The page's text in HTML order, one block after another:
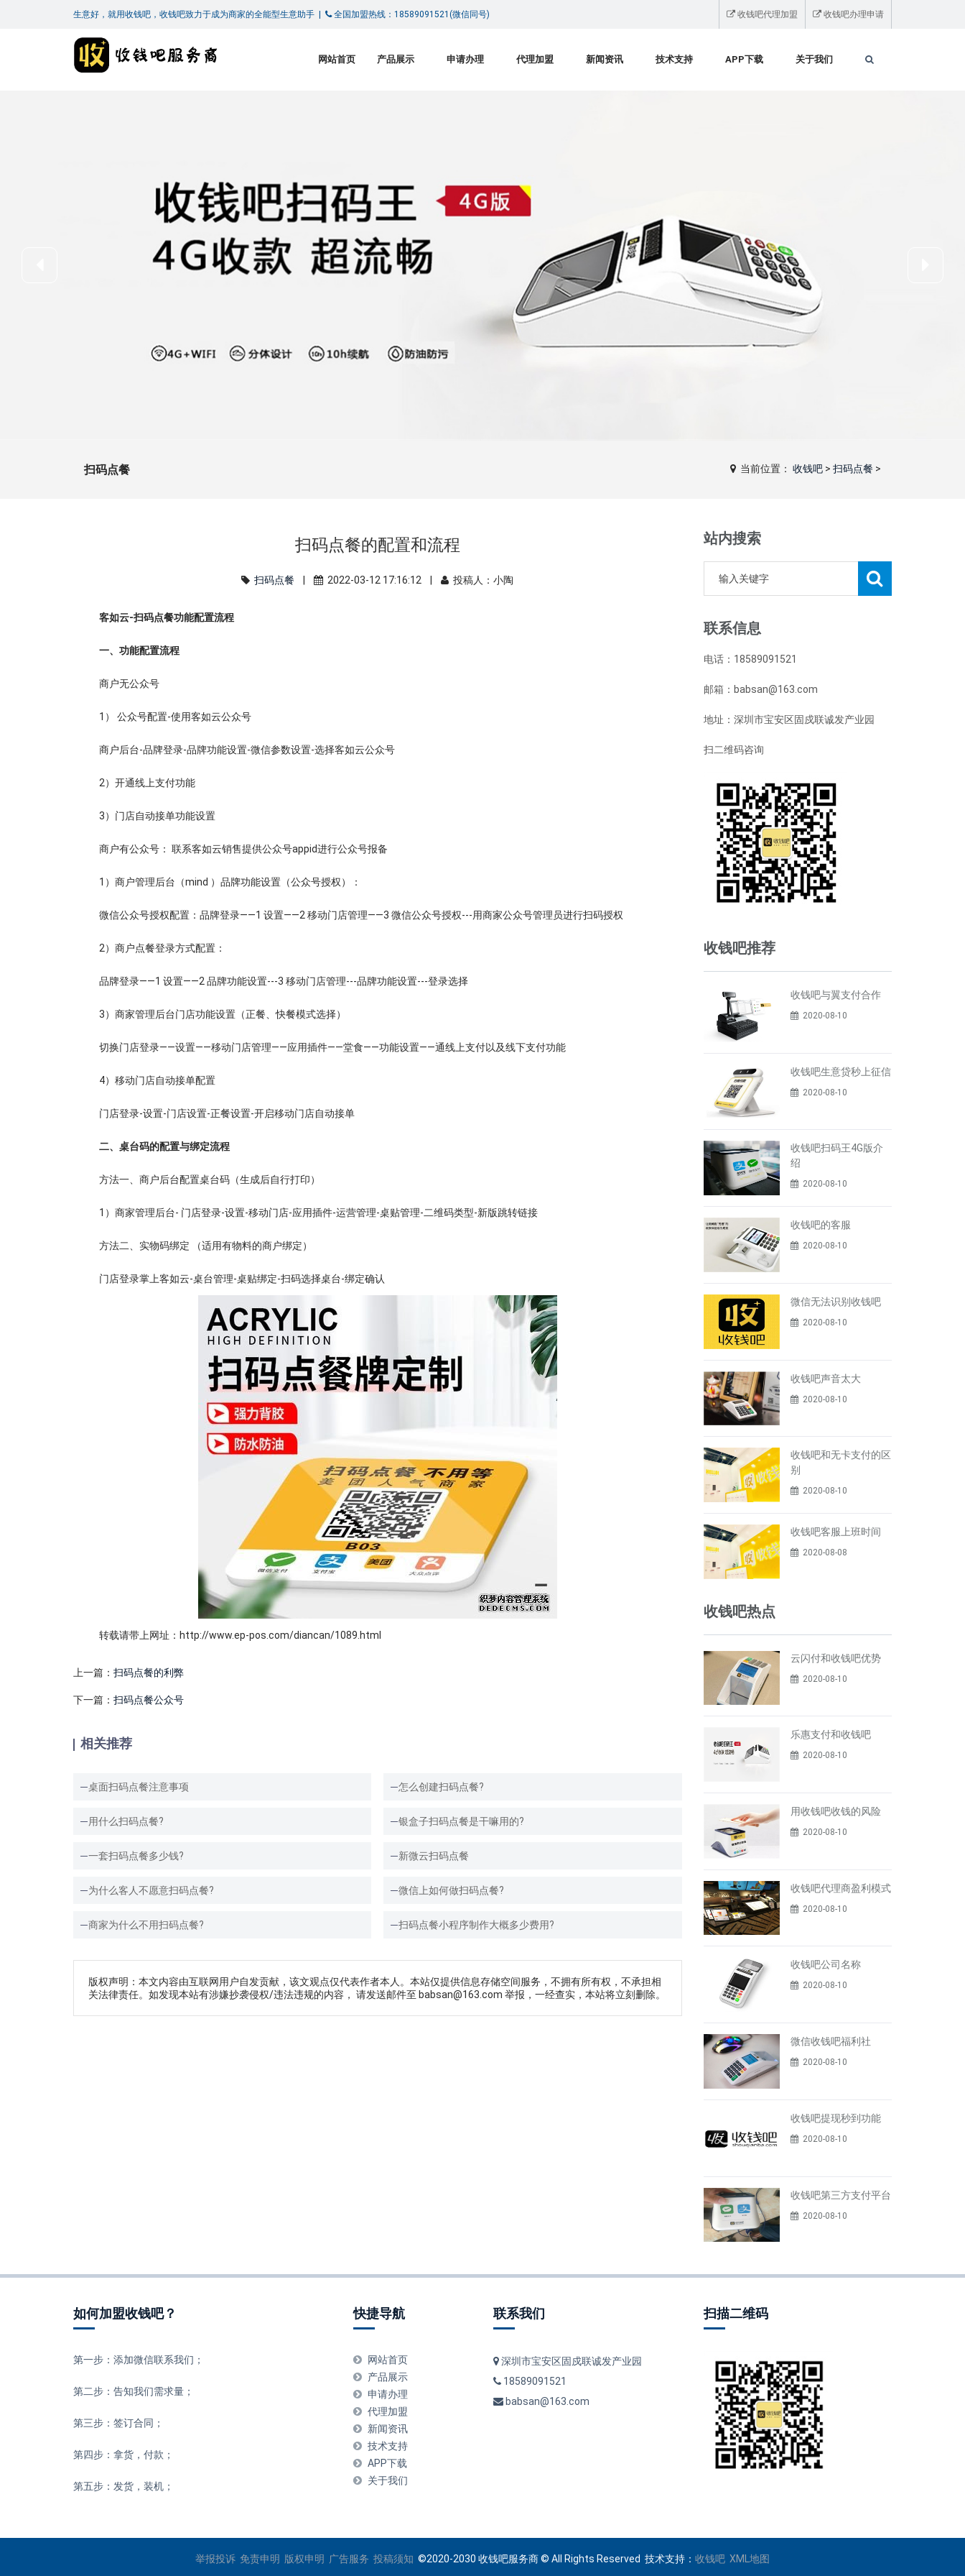
收钱吧代理加盟 收钱吧办理申请
生意好，就用收钱吧，收钱吧致力于成为商家的全能型生意助手 | 全国加盟热线：18589091521(微信同号)
网站首页 产品展示 申请办理 代理加盟 新闻资讯 技术支持 APP下载 关于我们
扫码点餐 当前位置： 收钱吧 > 扫码点餐 >
扫码点餐的配置和流程
扫码点餐 | 2022-03-12 17:16:12 | 投稿人：小陶
客如云-扫码点餐功能配置流程
一、功能配置流程
商户无公众号
1） 公众号配置-使用客如云公众号
商户后台-品牌登录-品牌功能设置-微信参数设置-选择客如云公众号
2）开通线上支付功能
3）门店自动接单功能设置
商户有公众号： 联系客如云销售提供公众号appid进行公众号报备
1）商户管理后台（mind ）品牌功能设置（公众号授权）：
微信公众号授权配置：品牌登录——1 设置——2 移动门店管理——3 微信公众号授权---用商家公众号管理员进行扫码授权
2）商户点餐登录方式配置：
品牌登录——1 设置——2 品牌功能设置---3 移动门店管理---品牌功能设置---登录选择
3）商家管理后台门店功能设置（正餐、快餐模式选择）
切换门店登录——设置——移动门店管理——应用插件——堂食——功能设置——通线上支付以及线下支付功能
4）移动门店自动接单配置
门店登录-设置-门店设置-正餐设置-开启移动门店自动接单
二、桌台码的配置与绑定流程
方法一、商户后台配置桌台码（生成后自行打印）
1）商家管理后台- 门店登录-设置-移动门店-应用插件-运营管理-桌贴管理-二维码类型-新版跳转链接
方法二、实物码绑定 （适用有物料的商户绑定）
门店登录掌上客如云-桌台管理-桌贴绑定-扫码选择桌台-绑定确认
转载请带上网址：http://www.ep-pos.com/diancan/1089.html
上一篇： 扫码点餐的利弊
下一篇： 扫码点餐公众号
相关推荐
桌面扫码点餐注意事项 怎么创建扫码点餐?
用什么扫码点餐? 银盒子扫码点餐是干嘛用的?
一套扫码点餐多少钱? 新微云扫码点餐
为什么客人不愿意扫码点餐? 微信上如何做扫码点餐?
商家为什么不用扫码点餐? 扫码点餐小程序制作大概多少费用?
版权声明：本文内容由互联网用户自发贡献，该文观点仅代表作者本人。本站仅提供信息存储空间服务，不拥有所有权，不承担相
关法律责任。如发现本站有涉嫌抄袭侵权/违法违规的内容， 请发送邮件至 babsan@163.com 举报，一经查实，本站将立刻删除。
站内搜索
联系信息
电话：18589091521
邮箱：babsan@163.com
地址：深圳市宝安区固戍联诚发产业园
扫二维码咨询
收钱吧推荐
收钱吧与翼支付合作
2020-08-10
收钱吧生意贷秒上征信
2020-08-10
收钱吧扫码王4G版介
绍
2020-08-10
收钱吧的客服
2020-08-10
微信无法识别收钱吧
2020-08-10
收钱吧声音太大
2020-08-10
收钱吧和无卡支付的区
别
2020-08-10
收钱吧客服上班时间
2020-08-08
收钱吧热点
云闪付和收钱吧优势
2020-08-10
乐惠支付和收钱吧
2020-08-10
用收钱吧收钱的风险
2020-08-10
收钱吧代理商盈利模式
2020-08-10
收钱吧公司名称
2020-08-10
微信收钱吧福利社
2020-08-10
收钱吧提现秒到功能
2020-08-10
收钱吧第三方支付平台
2020-08-10
如何加盟收钱吧？
第一步：添加微信联系我们；
第二步：告知我们需求量；
第三步：签订合同；
第四步：拿货，付款；
第五步：发货，装机；
快捷导航
网站首页
产品展示
申请办理
代理加盟
新闻资讯
技术支持
APP下载
关于我们
联系我们
深圳市宝安区固戍联诚发产业园
18589091521
babsan@163.com
扫描二维码
举报投诉 免责申明 版权申明 广告服务 投稿须知 ©2020-2030 收钱吧服务商 © All Rights Reserved 技术支持： 收钱吧 XML地图